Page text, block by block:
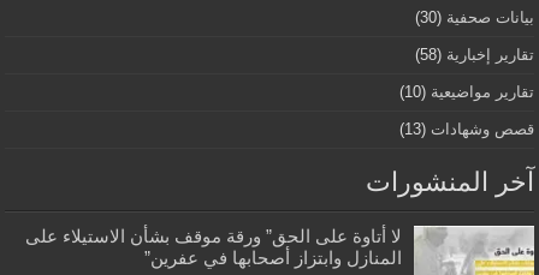
بيانات صحفية (30)
تقارير إخبارية (58)
تقارير مواضيعية (10)
قصص وشهادات (13)
آخر المنشورات
لا أتاوة على الحق” ورقة موقف بشأن الاستيلاء على
المنازل وابتزاز أصحابها في عفرين”